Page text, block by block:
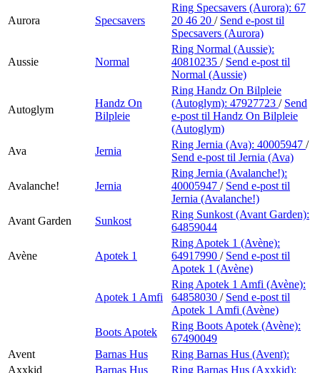
Aurora Specsavers
Ring Specsavers (Aurora): 67
20 46 20 / Send e-post til
Specsavers (Aurora)
Aussie Normal
Ring Normal (Aussie):
40810235 / Send e-post til
Normal (Aussie)
Autoglym
Handz On
Bilpleie
Ring Handz On Bilpleie
(Autoglym): 47927723 / Send
e-post til Handz On Bilpleie
(Autoglym)
Ava
Jernia
Ring Jernia (Ava): 40005947 /
Send e-post til Jernia (Ava)
Avalanche! Jernia
Ring Jernia (Avalanche!):
40005947 / Send e-post til
Jernia (Avalanche!)
Avant Garden
Sunkost
Ring Sunkost (Avant Garden):
64859044
Avène Apotek 1
Ring Apotek 1 (Avène):
64917990 / Send e-post til
Apotek 1 (Avène)
Apotek 1 Amfi
Ring Apotek 1 Amfi (Avène):
64858030 / Send e-post til
Apotek 1 Amfi (Avène)
Boots Apotek
Ring Boots Apotek (Avène):
67490049
Avent
Barnas Hus
Ring Barnas Hus (Avent):
Axxkid
Barnas Hus
Ring Barnas Hus (Axxkid):